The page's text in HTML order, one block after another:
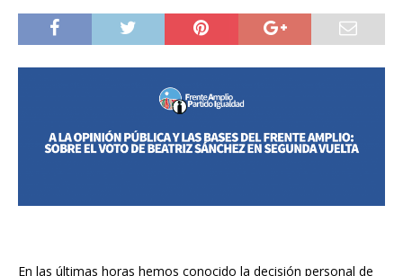
En las últimas horas hemos conocido la decisión personal de